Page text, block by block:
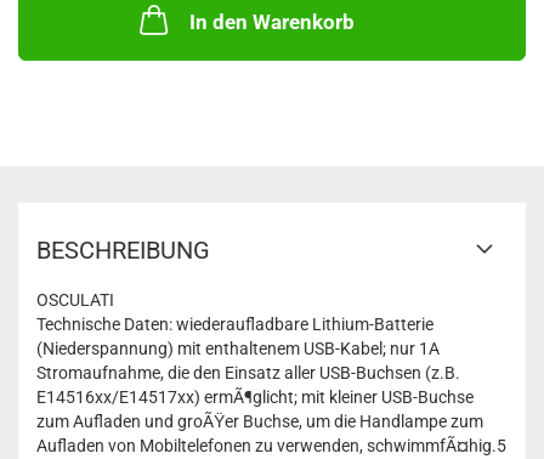
In den Warenkorb
BESCHREIBUNG
OSCULATI
Technische Daten: wiederaufladbare Lithium-Batterie
(Niederspannung) mit enthaltenem USB-Kabel; nur 1A
Stromaufnahme, die den Einsatz aller USB-Buchsen (z.B.
E14516xx/E14517xx) ermÃ¶glicht; mit kleiner USB-Buchse
zum Aufladen und groÃŸer Buchse, um die Handlampe zum
Aufladen von Mobiltelefonen zu verwenden, schwimmfÃ¤hig.5